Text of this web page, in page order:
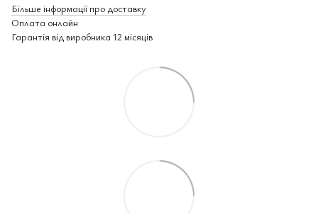
Більше інформації про доставку
Оплата онлайн
Гарантія від виробника 12 місяців